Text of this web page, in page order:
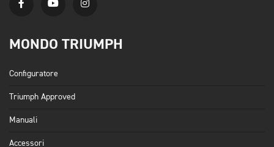
MONDO TRIUMPH
Configuratore
Triumph Approved
Manuali
Accessori